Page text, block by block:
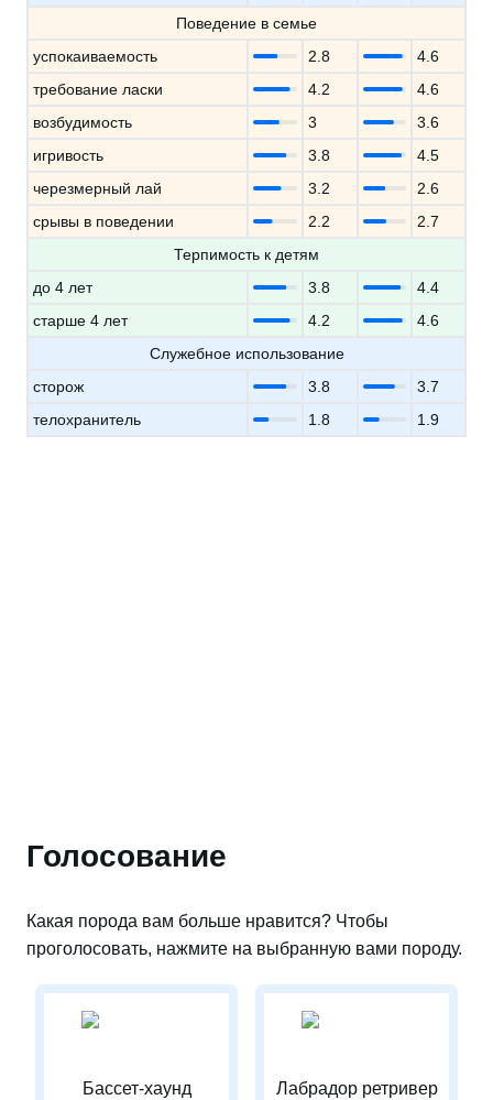
Поведение в семье
успокаиваемость
2.8
4.6
требование ласки
4.2
4.6
возбудимость
3
3.6
игривость
3.8
4.5
черезмерный лай
3.2
2.6
срывы в поведении
2.2
2.7
Терпимость к детям
до 4 лет
3.8
4.4
старше 4 лет
4.2
4.6
Служебное использование
сторож
3.8
3.7
телохранитель
1.8 1.9
Голосование
Какая порода вам больше нравится? Чтобы
проголосовать, нажмите на выбранную вами породу.
Бассет-хаунд Лабрадор ретривер